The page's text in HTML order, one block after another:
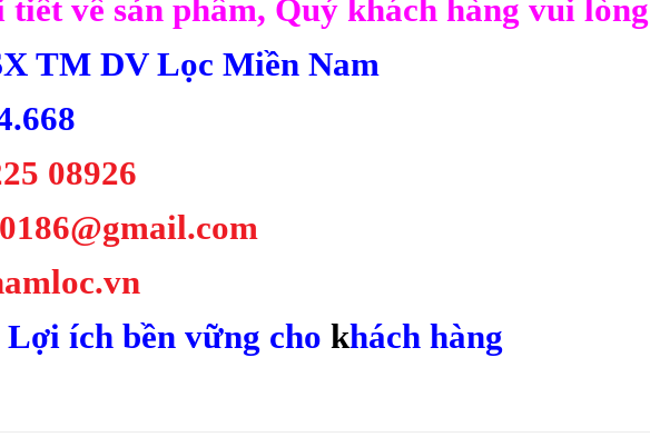
về sản phẩm, Quý khách hàng vui
TM DV Lọc Miền Nam
08926
ích bền vững cho khách hàng